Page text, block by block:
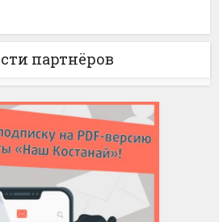
партнёров